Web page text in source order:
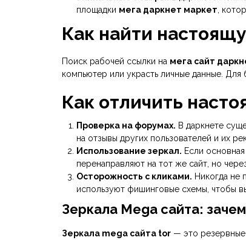
площадки мега даркнет маркет ,
Как найти
Поиск рабочей ссылки на мега сайт
компьютер или украсть личные данные.
Как отличить
Проверка на форумах. В даркнете
на отзывы других пользователей и их
Использование зеркал. Если основная
перенаправляют на тот же сайт, но
Осторожность с кликами. Никогда не
используют фишинговые схемы, чтобы
Зеркала Mega сайта:
Зеркала mega сайта tor — это резервные